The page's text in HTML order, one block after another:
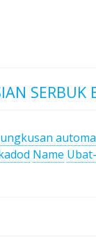
SERBUK
Name